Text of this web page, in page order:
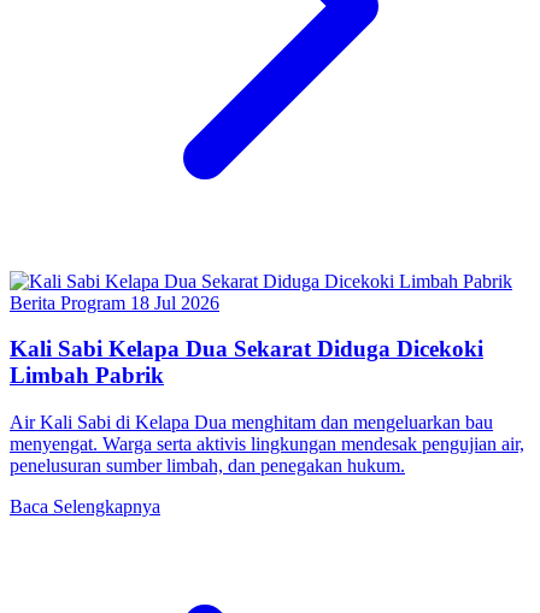
Berita Program 18 Jul 2026
Kali Sabi Kelapa Dua Sekarat Diduga Dicekoki
Limbah Pabrik
Air Kali Sabi di Kelapa Dua menghitam dan mengeluarkan bau
menyengat. Warga serta aktivis lingkungan mendesak pengujian air,
penelusuran sumber limbah, dan penegakan hukum.
Baca Selengkapnya